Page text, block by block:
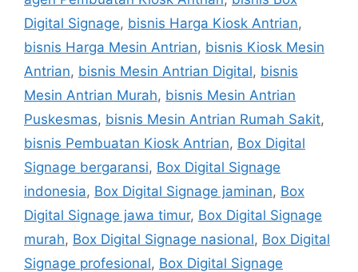
Digital Signage, bisnis Harga Kiosk Antrian,
bisnis Harga Mesin Antrian, bisnis Kiosk Mesin
Antrian, bisnis Mesin Antrian Digital, bisnis
Mesin Antrian Murah, bisnis Mesin Antrian
Puskesmas, bisnis Mesin Antrian Rumah Sakit,
bisnis Pembuatan Kiosk Antrian, Box Digital
Signage bergaransi, Box Digital Signage
indonesia, Box Digital Signage jaminan, Box
Digital Signage jawa timur, Box Digital Signage
murah, Box Digital Signage nasional, Box Digital
Signage profesional, Box Digital Signage